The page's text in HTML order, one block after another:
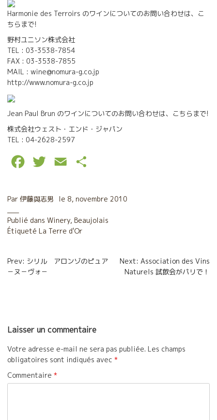
Harmonie des Terroirs のワインについてのお問い合わせは、こ
ちらまで!
野村ユニソン株式会社
TEL : 03-3538-7854
FAX : 03-3538-7855
MAIL : wine@nomura-g.co.jp
http://www.nomura-g.co.jp
Jean Paul Brun のワインについてのお問い合わせは、こちらまで!
株式会社ウェスト・エンド・ジャパン
TEL : 04-2628-2597
c
b
o
i
t
a
l
r
e
Par 伊藤與志男 le 8, novembre 2010
Publié dans Winery, Beaujolais
Étiqueté La Terre d'Or
Navigation
de
Prev: シリル アロンゾのピュア
－ヌ－ヴォ－
Next: Association des Vins
Naturels 試飲会がパリで！
Laisser un commentaire
Votre adresse e-mail ne sera pas publiée. Les champs
obligatoires sont indiqués avec *
Commentaire *